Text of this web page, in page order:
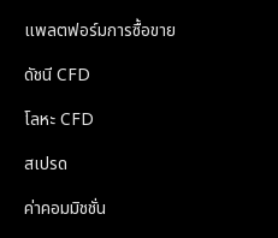
แพลตฟอร์มการซื้อขาย
ดัชนี CFD
โลหะ CFD
สเปรด
ค่าคอมมิชชั่น